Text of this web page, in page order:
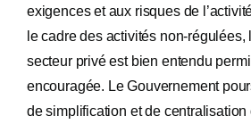
exigences et aux risques de
le cadre des activités non-régulées,
secteur privé est bien entendu
encouragée. Le Gouvernement
de simplification et de centralisation